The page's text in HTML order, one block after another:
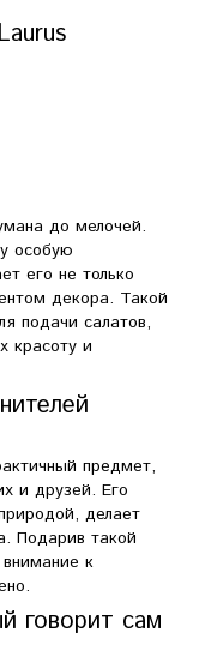
до мелочей.
особую
его не только
декора. Такой
подачи салатов,
красоту и
предмет,
и друзей. Его
делает
Подарив такой
к
говорит сам